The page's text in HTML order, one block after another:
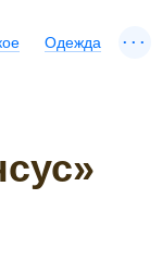
Одежда ...